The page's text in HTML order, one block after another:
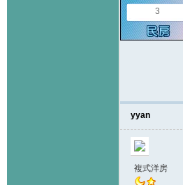
3
yyan
複式洋房